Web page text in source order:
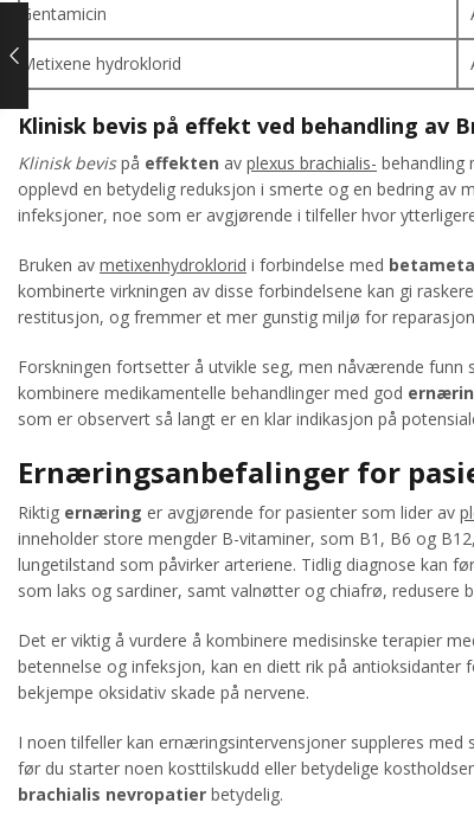
Gentamicin
Metixene hydroklorid
Klinisk bevis på effekt ved behandling av
Klinisk bevispå effekten av plexus brachialis- behandling
opplevd en betydelig reduksjon i smerte og en bedring av
infeksjoner, noe som er avgjørende i tilfeller hvor
Bruken av metixenhydroklorid i forbindelse med
kombinerte virkningen av disse forbindelsene kan gi
restitusjon, og fremmer et mer gunstig miljø for
Forskningen fortsetter å utvikle seg, men nåværende funn
kombinere medikamentelle behandlinger med god
som er observert så langt er en klar indikasjon på
Ernæringsanbefalinger for
Riktig ernæring er avgjørende for pasienter som lider av
inneholder store mengder B-vitaminer, som B1, B6 og
lungetilstand som påvirker arteriene. Tidlig diagnose kan
som laks og sardiner, samt valnøtter og chiafrø, redusere
Det er viktig å vurdere å kombinere medisinske terapier
betennelse og infeksjon, kan en diett rik på
bekjempe oksidativ skade på nervene.
I noen tilfeller kan ernæringsintervensjoner suppleres med
før du starter noen kosttilskudd eller betydelige
brachialis nevropatier betydelig.